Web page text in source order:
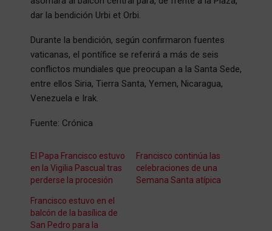
dar la bendición Urbi et Orbi.
Durante la bendición, según confirmaron fuentes
vaticanas, el pontífice se referirá a más de seis
conflictos mundiales que preocupan a la Santa Sede,
entre ellos Siria, Tierra Santa, Yemen, Nicaragua,
Venezuela e Irak.
Fuente: Crónica
El Papa Francisco estuvo
en la Vigilia Pascual tras
perderse la procesión
Francisco continúa las
celebraciones de una
Semana Santa atípica
Francisco estuvo en el
balcón de la basílica de
San Pedro para la